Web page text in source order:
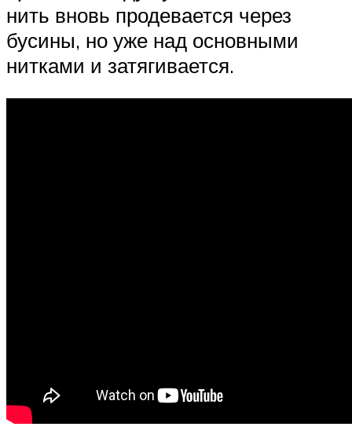
нить вновь продевается через
бусины, но уже над основными
нитками и затягивается.